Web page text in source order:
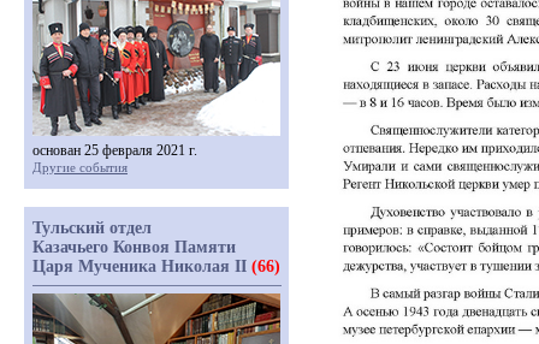
основан 25 февраля 2021 г.
Другие события
Тульский отдел
Казачьего Конвоя Памяти
Царя Мученика Николая II (66)